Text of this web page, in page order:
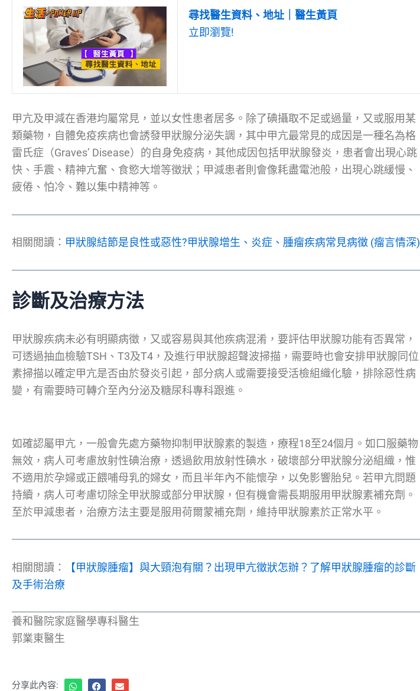
尋找醫生資料、地址｜醫生黃頁
立即瀏覽!
甲亢及甲減在香港均屬常見，並以女性患者居多。除了碘攝取不足或過量，又或服用某
類藥物，自體免疫疾病也會誘發甲狀腺分泌失調，其中甲亢最常見的成因是一種名為格
雷氏症（Graves’ Disease）的自身免疫病，其他成因包括甲狀腺發炎，患者會出現心跳
快、手震、精神亢奮、食慾大增等徵狀；甲減患者則會像耗盡電池般，出現心跳緩慢、
疲倦、怕冷、難以集中精神等。
相關閲讀： 甲狀腺結節是良性或惡性?甲狀腺增生、炎症、腫瘤疾病常見病徵 (瘤言情深)
診斷及治療方法
甲狀腺疾病未必有明顯病徵，又或容易與其他疾病混淆，要評估甲狀腺功能有否異常，
可透過抽血檢驗TSH、T3及T4，及進行甲狀腺超聲波掃描，需要時也會安排甲狀腺同位
素掃描以確定甲亢是否由於發炎引起，部分病人或需要接受活檢組織化驗，排除惡性病
變，有需要時可轉介至內分泌及糖尿科專科跟進。
如確認屬甲亢，一般會先處方藥物抑制甲狀腺素的製造，療程18至24個月。如口服藥物
無效，病人可考慮放射性碘治療，透過飲用放射性碘水，破壞部分甲狀腺分泌組織，惟
不適用於孕婦或正餵哺母乳的婦女，而且半年內不能懷孕，以免影響胎兒。若甲亢問題
持續，病人可考慮切除全甲狀腺或部分甲狀腺，但有機會需長期服用甲狀腺素補充劑。
至於甲減患者，治療方法主要是服用荷爾蒙補充劑，維持甲狀腺素於正常水平。
相關閲讀：
【甲狀腺腫瘤】與大頸泡有關？出現甲亢徵狀怎辦？了解甲狀腺腫瘤的診斷
及手術治療
養和醫院家庭醫學專科醫生
郭業東醫生
分享此內容: